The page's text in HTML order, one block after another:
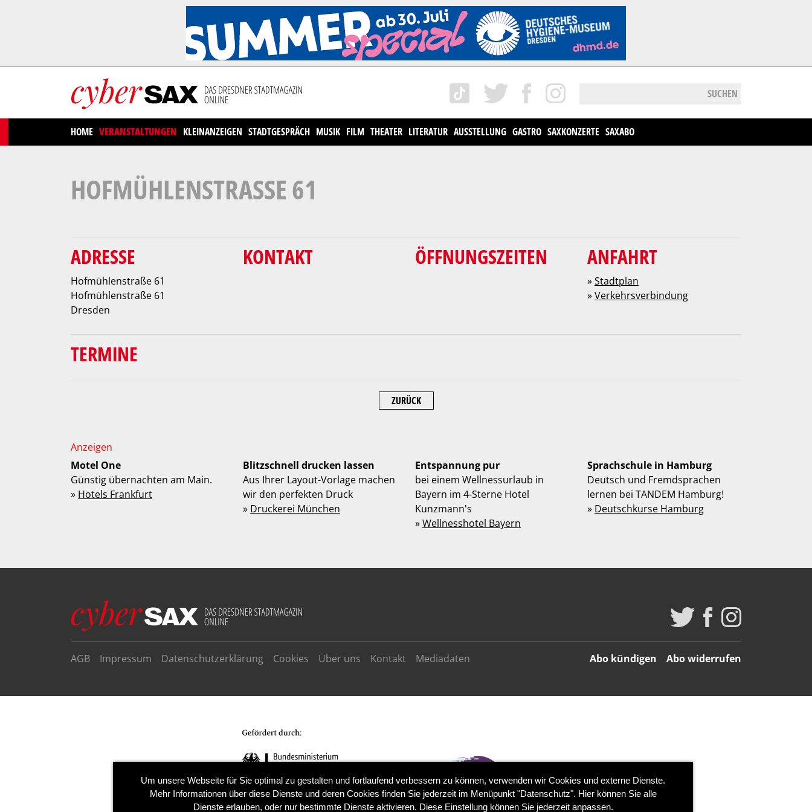
SUCHEN
HOME VERANSTALTUNGEN KLEINANZEIGEN STADTGESPRÄCH MUSIK FILM THEATER LITERATUR AUSSTELLUNG GASTRO SAXKONZERTE SAXABO
HOFMÜHLENSTRASSE 61
ADRESSE
Hofmühlenstraße 61
Hofmühlenstraße 61
Dresden
KONTAKT ÖFFNUNGSZEITEN ANFAHRT
»Stadtplan
»Verkehrsverbindung
TERMINE
ZURÜCK
Motel One
Günstig übernachten am Main.
» Hotels Frankfurt
Blitzschnell drucken lassen
Aus Ihrer Layout-Vorlage machen
wir den perfekten Druck
» Druckerei München
Entspannung pur
bei einem Wellnessurlaub in
Bayern im 4-Sterne Hotel
Kunzmann's
»Wellnesshotel Bayern
Sprachschule in Hamburg
Deutsch und Fremdsprachen
lernen bei TANDEM Hamburg!
» Deutschkurse Hamburg
AGB Impressum Datenschutzerklärung Cookies Über uns Kontakt Mediadaten Abo kündigen Abo widerrufen
Um unsere Webseite für Sie optimal zu gestalten und fortlaufend verbessern zu können, verwenden wir Cookies und externe Dienste.
Mehr Informationen über diese Dienste und deren Cookies finden Sie jederzeit im Menüpunkt "Datenschutz". Hier können Sie alle
Dienste erlauben, oder nur bestimmte Dienste aktivieren. Diese Einstellung können Sie jederzeit anpassen.